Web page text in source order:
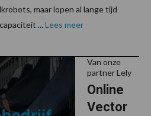
maar lopen al lange tijd
... Lees meer
Van onze
partner Lely
Online
Vector